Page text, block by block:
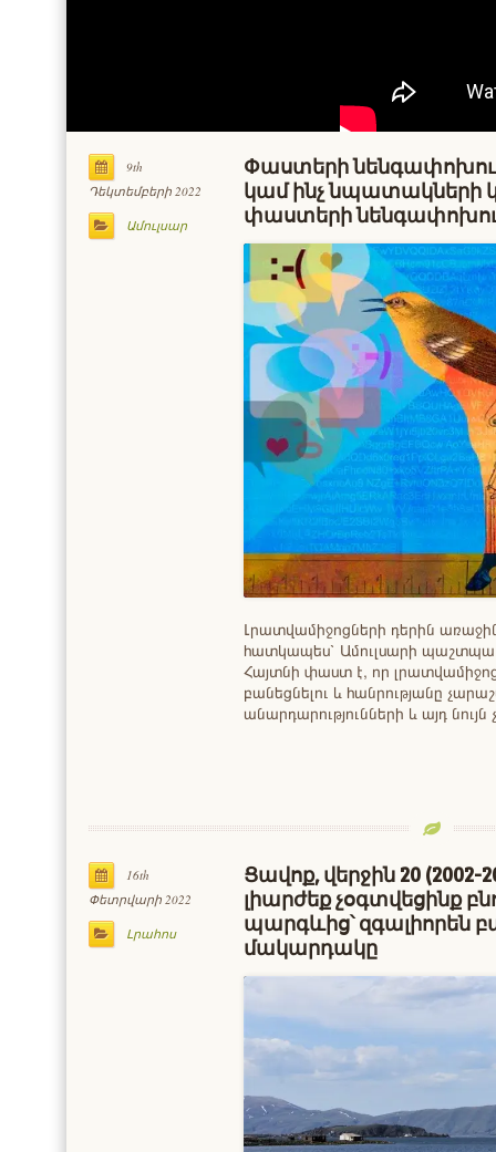
9th
Դեկտեմբերի 2022
Ամուլսար
Փաստերի
կամ ինչ նպատակների
փաստերի
Լրատվամիջոցների դերին
հատկապես՝ Ամուլսարի
Հայտնի փաստ է, որ
բանեցնելու և հանրությանը
անարդարությունների և այդ
16th
Փետրվարի 2022
Լրահոս
Ցավոք, վերջին 20
լիարժեք չօգտվեցինք
պարգևից՝ զգալիորեն
մակարդակը